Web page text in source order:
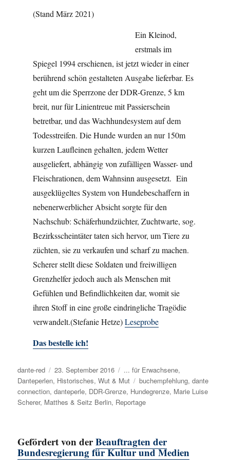
(Stand März 2021)
Ein Kleinod,
erstmals im
Spiegel 1994 erschienen, ist jetzt wieder in einer
berührend schön gestalteten Ausgabe lieferbar. Es
geht um die Sperrzone der DDR-Grenze, 5 km
breit, nur für Linientreue mit Passierschein
betretbar, und das Wachhundesystem auf dem
Todesstreifen. Die Hunde wurden an nur 150m
kurzen Laufleinen gehalten, jedem Wetter
ausgeliefert, abhängig von zufälligen Wasser- und
Fleischrationen, dem Wahnsinn ausgesetzt. Ein
ausgeklügeltes System von Hundebeschaffern in
nebenerwerblicher Absicht sorgte für den
Nachschub: Schäferhundzüchter, Zuchtwarte, sog.
Bezirksscheintäter taten sich hervor, um Tiere zu
züchten, sie zu verkaufen und scharf zu machen.
Scherer stellt diese Soldaten und freiwilligen
Grenzhelfer jedoch auch als Menschen mit
Gefühlen und Befindlichkeiten dar, womit sie
ihren Stoff in eine große eindringliche Tragödie
verwandelt.(Stefanie Hetze)Leseprobe
Das bestelle ich!
Autor
dante-red
Veröffentlicht
am
23. September 2016 Kategorien
... für Erwachsene,
Danteperlen, Historisches,Wut & Mut Schlagwörter
buchempfehlung,dante
connection,danteperle, DDR-Grenze, Hundegrenze, Marie Luise
Scherer, Matthes & Seitz Berlin, Reportage
Gefördert von derBeauftragten der
Bundesregierung für Kultur und Medien